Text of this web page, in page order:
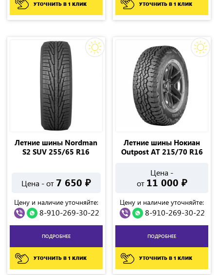
УТОЧНИТЬ В 1 КЛИК УТОЧНИТЬ В 1 КЛИК
Летние шины Nordman
S2 SUV 255/65 R16
Цена - от 7 650 ₽
Цену и наличие уточняйте:
8-910-269-30-22
ПОДРОБНЕЕ
УТОЧНИТЬ В 1 КЛИК
Летние шины Нокиан
Outpost AT 215/70 R16
Цена -
от 11 000 ₽
Цену и наличие уточняйте:
8-910-269-30-22
ПОДРОБНЕЕ
УТОЧНИТЬ В 1 КЛИК